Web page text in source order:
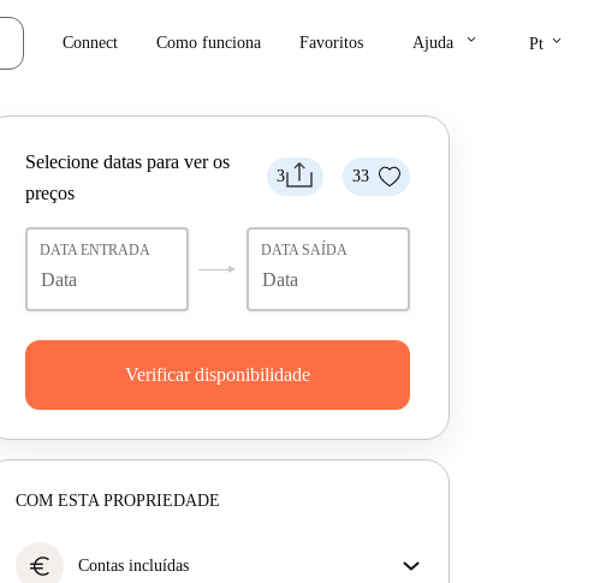
Connect Como funciona Favoritos Ajuda keyboard_arrow_down Pt keyboard_arrow_down
3 33
Selecione datas para ver os
preços
DATA ENTRADA DATA SAÍDA
Verificar disponibilidade
COM ESTA PROPRIEDADE
euro Contas incluídas